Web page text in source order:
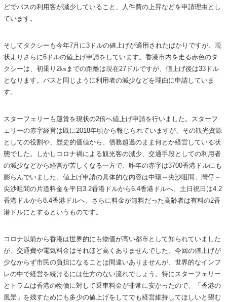
どでバスの利用客が減少していること、人件費の上昇などを申請理由とし
ています。
そしてタクシーも今年7月に3ドルの値上げが適用されたばかりですが、現
状よりさらに6ドルの値上げ申請をしています。香港市内を走る赤色のタ
クシーは、初乗り2㎞までの距離は現在27ドルですが、値上げ後は33ドル
となります。バスと同じように利用者の減少などを理由に申請していま
す。
スターフェリーも運賃を現状の2倍へ値上げ申請を行いました。スターフ
ェリーの赤字経営は既に2018年頃から報じられていますが、その観光資源
としての役割や、歴史的価値から、債務超過のまま何とか経営している状
態でした。しかしコロナ禍による観光客の減少、交通手段としての利用者
の減少などから経営が苦しくなる一方で、昨年の赤字は3700香港ドルにも
膨らんでいました。値上げ申請の具体的な内容は中環～尖沙咀間、灣仔～
尖沙咀間の片道料金を平日3.2香港ドルから6.4香港ドルへ、土日祝日は4.2
香港ドルから8.4香港ドルへ、さらに料金が無料だった高齢者は有料の2香
港ドルにとするというものです。
コロナ以前から香港は世界的にも物価が高い都市として知られていました
が、交通費や電気料金はそれほど高くありませんでした。今回の値上げが
少なからず市民の負担になることは間違いありませんが、世界的なインフ
レの中で経営を続けるには仕方のない流れでしょう。特にスターフェリー
とトラムは香港の物価に対して乗車料金が非常に安かったので、「香港の
風景」を残すためにも多少の値上げをしてでも経営維持してほしいと望む